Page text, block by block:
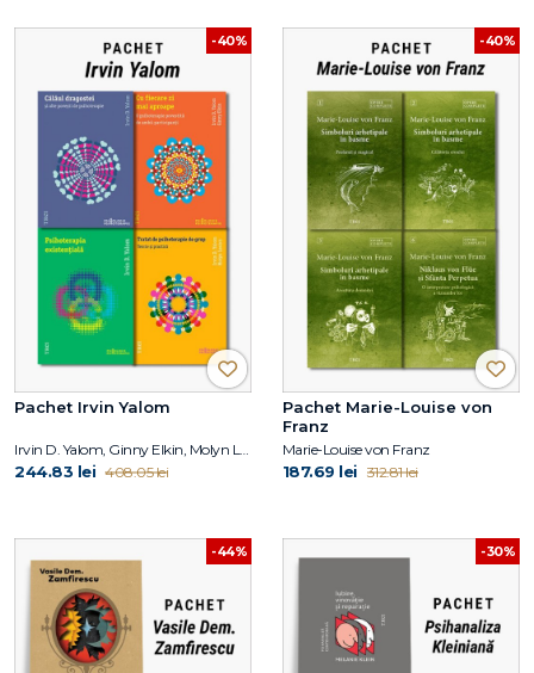
-40%
Pachet Irvin Yalom
Irvin D. Yalom, Ginny Elkin, Molyn Leszcz
244.83 lei 408.05 lei
-40%
Pachet Marie-Louise von
Franz
Marie-Louise von Franz
187.69 lei 312.81 lei
-44% -30%